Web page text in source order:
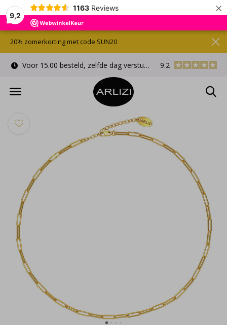
9,2
1163 Reviews ×
Voor 15.00 besteld, zelfde dag verstuurd Gratis
9.2
20% zomerkorting met code SUN20